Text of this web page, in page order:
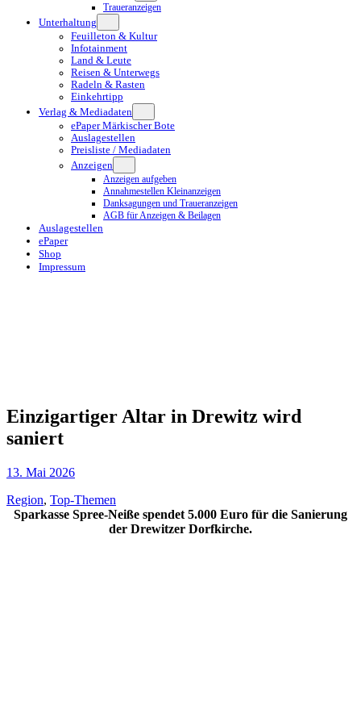
Traueranzeigen
Unterhaltung
Feuilleton & Kultur
Infotainment
Land & Leute
Reisen & Unterwegs
Radeln & Rasten
Einkehrtipp
Verlag & Mediadaten
ePaper Märkischer Bote
Auslagestellen
Preisliste / Mediadaten
Anzeigen
Anzeigen aufgeben
Annahmestellen Kleinanzeigen
Danksagungen und Traueranzeigen
AGB für Anzeigen & Beilagen
Auslagestellen
ePaper
Shop
Impressum
Einzigartiger Altar in Drewitz wird
saniert
13. Mai 2026
Region, Top-Themen
Sparkasse Spree-Neiße spendet 5.000 Euro für die Sanierung
der Drewitzer Dorfkirche.